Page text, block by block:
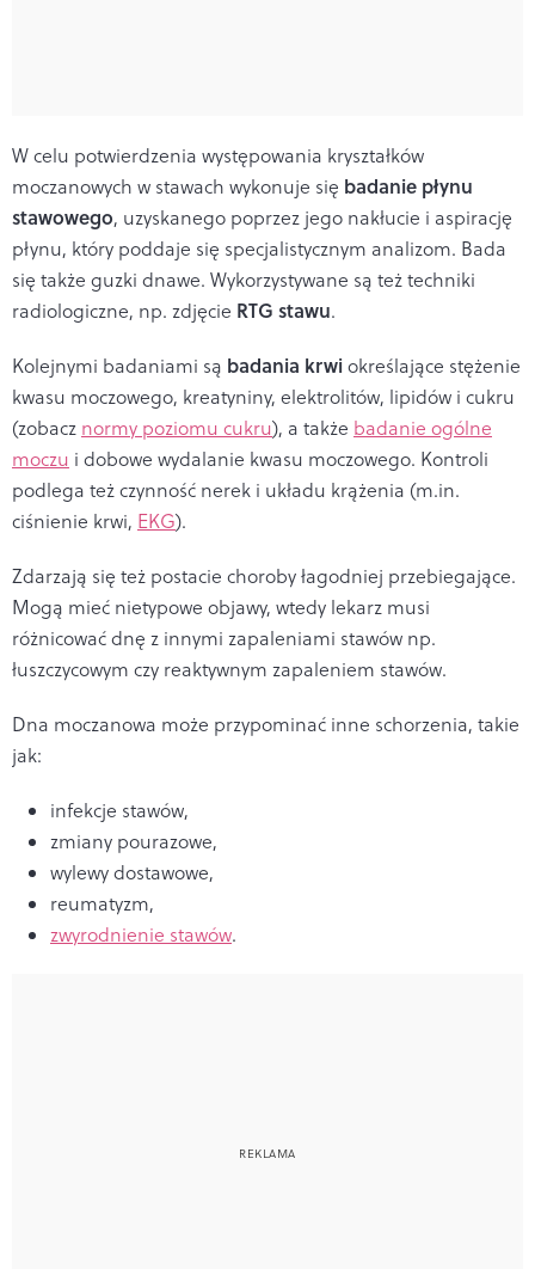
W celu potwierdzenia występowania kryształków
moczanowych w stawach wykonuje się badanie płynu
stawowego, uzyskanego poprzez jego nakłucie i aspirację
płynu, który poddaje się specjalistycznym analizom. Bada
się także guzki dnawe. Wykorzystywane są też techniki
radiologiczne, np. zdjęcie RTG stawu.
Kolejnymi badaniami są badania krwiokreślające stężenie
kwasu moczowego, kreatyniny, elektrolitów, lipidów i cukru
(zobacz normy poziomu cukru), a także badanie ogólne
moczu i dobowe wydalanie kwasu moczowego. Kontroli
podlega też czynność nerek i układu krążenia (m.in.
ciśnienie krwi, EKG).
Zdarzają się też postacie choroby łagodniej przebiegające.
Mogą mieć nietypowe objawy, wtedy lekarz musi
różnicować dnę z innymi zapaleniami stawów np.
łuszczycowym czy reaktywnym zapaleniem stawów.
Dna moczanowa może przypominać inne schorzenia, takie
jak:
infekcje stawów,
zmiany pourazowe,
wylewy dostawowe,
reumatyzm,
zwyrodnienie stawów.